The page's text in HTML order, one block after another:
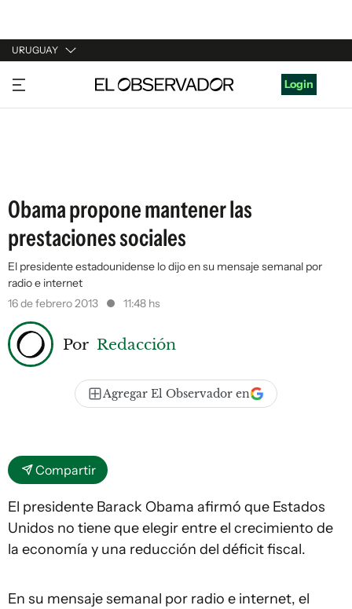
URUGUAY
URUGUAY
ARGENTINA
Login
Obama propone mantener las
prestaciones sociales
El presidente estadounidense lo dijo en su mensaje semanal por
radio e internet
16 de febrero 2013
11:48 hs
Por Redacción
Agregar El Observador en
Compartir
El presidente Barack Obama afirmó que Estados
Unidos no tiene que elegir entre el crecimiento de
la economía y una reducción del déficit fiscal.
En su mensaje semanal por radio e internet, el